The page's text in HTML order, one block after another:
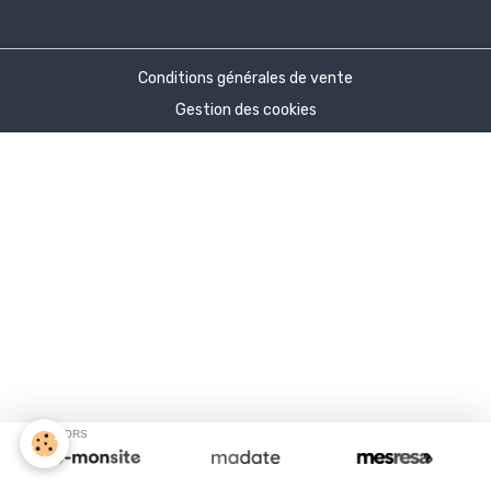
Conditions générales de vente
Gestion des cookies
SPONSORS